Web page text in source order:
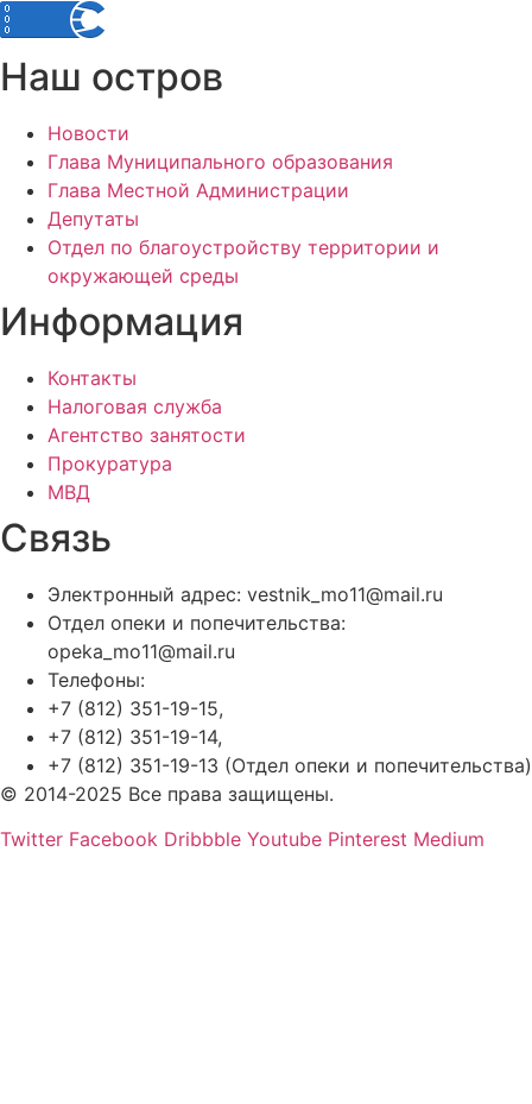
Наш остров
Новости
Глава Муниципального образования
Глава Местной Администрации
Депутаты
Отдел по благоустройству территории и
окружающей среды
Информация
Контакты
Налоговая служба
Агентство занятости
Прокуратура
МВД
Связь
Электронный адрес: vestnik_mo11@mail.ru
Отдел опеки и попечительства:
opeka_mo11@mail.ru
Телефоны:
+7 (812) 351-19-15,
+7 (812) 351-19-14,
+7 (812) 351-19-13 (Отдел опеки и попечительства)
© 2014-2025 Все права защищены.
Twitter Facebook Dribbble Youtube Pinterest Medium